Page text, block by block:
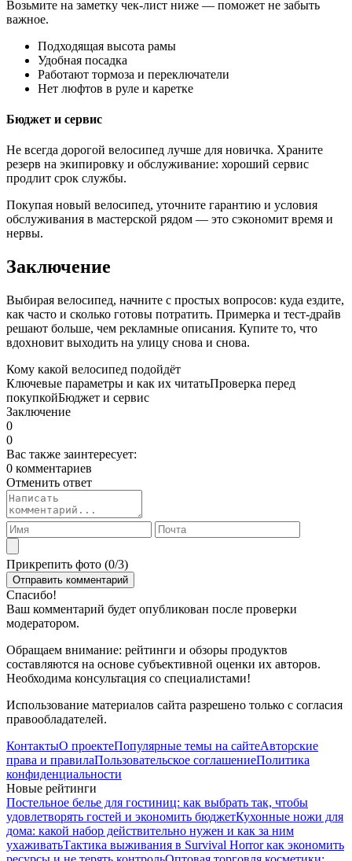
Возьмите на заметку чек-лист ниже — поможет не забыть
важное.
Подходящая высота рамы
Удобная посадка
Работают тормоза и переключатели
Нет люфтов в руле и каретке
Бюджет и сервис
Не всегда дорогой велосипед лучше для новичка. Храните
резерв на экипировку и обслуживание: хороший сервис
продлит срок службы.
Покупая новый велосипед, уточните гарантию и условия
обслуживания в мастерской рядом — это сэкономит время и
нервы.
Заключение
Выбирая велосипед, начните с простых вопросов: куда ездите,
как часто и сколько готовы потратить. Примерка и тест-драйв
решают больше, чем рекламные описания. Купите то, что
вдохновит выходить на улицу снова и снова.
Кому какой велосипед подойдёт
Ключевые параметры и как их читатьПроверка перед
покупкойБюджет и сервис
Заключение
0
0
Вас также заинтересует:
0 комментариев
Отменить ответ
Прикрепить фото (0/3)
Спасибо!
Ваш комментарий будет опубликован после проверки
модератором.
Обращаем внимание: рейтинги и обзоры продуктов
составляются на основе субъективной оценки их авторов.
Необходима консультация со специалистами!
Использование материалов сайта разрешено только с согласия
правообладателей.
КонтактыО проектеПопулярные темы на сайтеАвторские
права и правилаПользовательское соглашениеПолитика
конфиденциальности
Новые рейтинги
Постельное белье для гостиниц: как выбрать так, чтобы
удовлетворять гостей и экономить бюджетКухонные ножи для
дома: какой набор действительно нужен и как за ним
ухаживатьТактика выживания в Survival Horror как экономить